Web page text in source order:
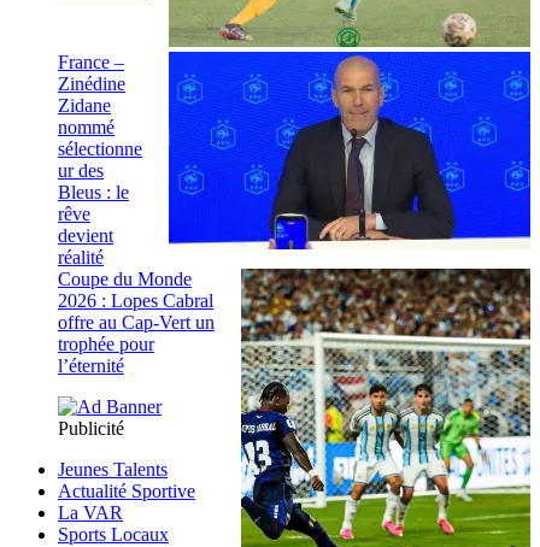
France –
Zinédine
Zidane
nommé
sélectionne
ur des
Bleus : le
rêve
devient
réalité
Coupe du Monde
2026 : Lopes Cabral
offre au Cap-Vert un
trophée pour
l’éternité
Publicité
Jeunes Talents
Actualité Sportive
La VAR
Sports Locaux